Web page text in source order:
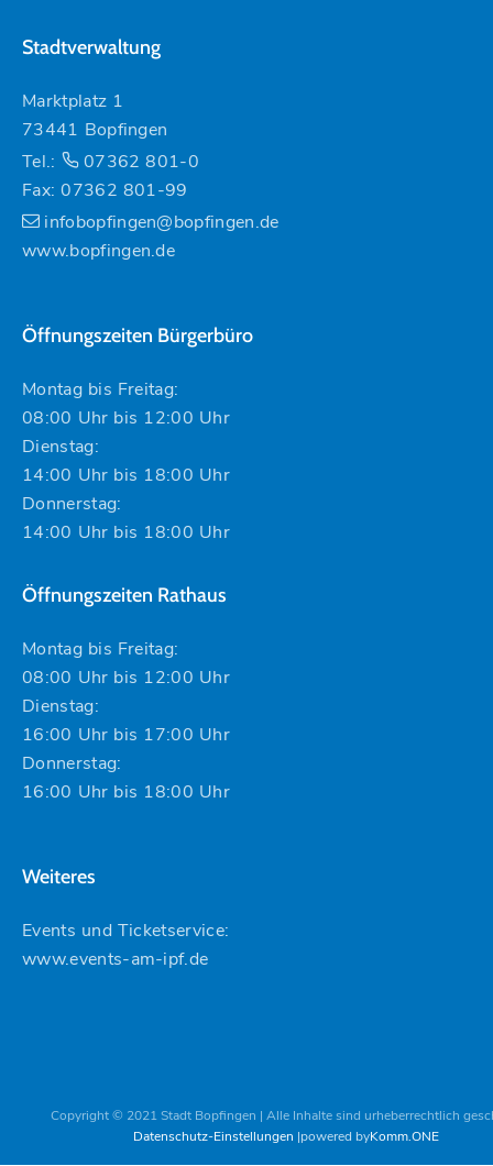
Stadtverwaltung
Marktplatz 1
73441 Bopfingen
Tel.:
07362 801-0
Fax: 07362 801-99
infobopfingen@bopfingen.de
www.bopfingen.de
Öffnungszeiten Bürgerbüro
Montag bis Freitag:
08:00 Uhr bis 12:00 Uhr
Dienstag:
14:00 Uhr bis 18:00 Uhr
Donnerstag:
14:00 Uhr bis 18:00 Uhr
Öffnungszeiten Rathaus
Montag bis Freitag:
08:00 Uhr bis 12:00 Uhr
Dienstag:
16:00 Uhr bis 17:00 Uhr
Donnerstag:
16:00 Uhr bis 18:00 Uhr
Weiteres
Events und Ticketservice:
www.events-am-ipf.de
Copyright © 2021 Stadt Bopfingen | Alle Inhalte sind urheberrechtlich
Datenschutz-Einstellungen powered byKomm.ONE